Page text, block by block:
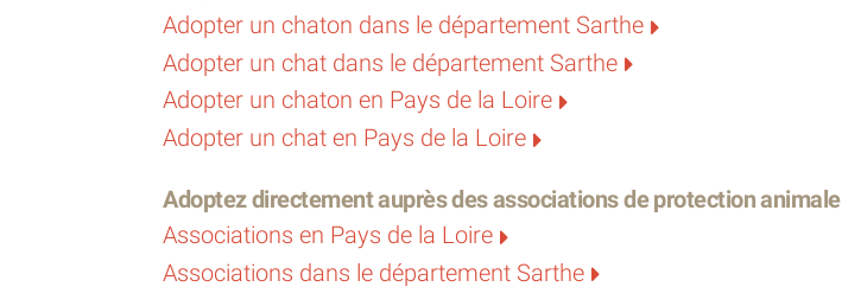
Adopter un chaton dans le département Sarthe
Adopter un chat dans le département Sarthe
Adopter un chaton en Pays de la Loire
Adopter un chat en Pays de la Loire
Adoptez directement auprès des associations de protection animale
Associations en Pays de la Loire
Associations dans le département Sarthe